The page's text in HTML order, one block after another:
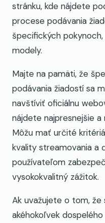
stránku, kde nájdete
procese podávania
špecifických
modely.
Majte na pamäti, že
podávania žiadostí sa
navštíviť oficiálnu
nájdete najpresnejšie a
Môžu mať určité
kvality streamovania a
používateľom
vysokokvalitný zážitok.
Ak uvažujete o tom,
akéhokoľvek dospelého